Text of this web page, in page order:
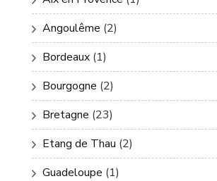
Angoulême (2)
Bordeaux (1)
Bourgogne (2)
Bretagne (23)
Etang de Thau (2)
Guadeloupe (1)